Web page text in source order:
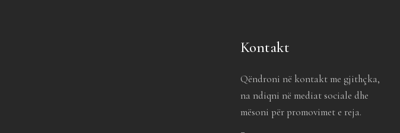
Kontakt
Qëndroni në kontakt me gjithçka,
na ndiqni në mediat sociale dhe
mësoni për promovimet e reja.